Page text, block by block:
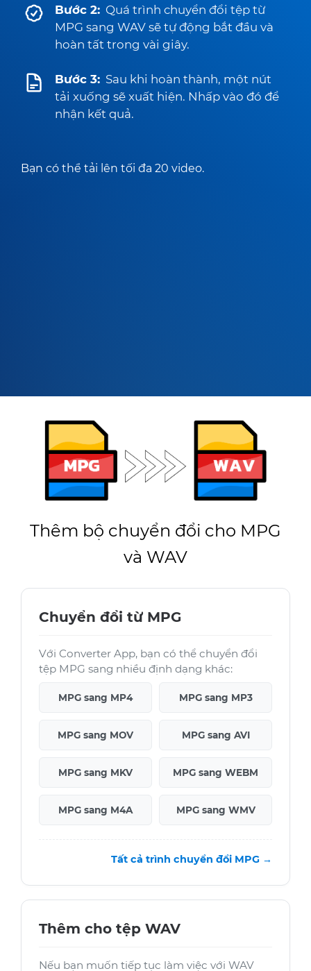
Bước 2: Quá trình chuyển đổi tệp từ
MPG sang WAV sẽ tự động bắt đầu và
hoàn tất trong vài giây.
Bước 3: Sau khi hoàn thành, một nút
tải xuống sẽ xuất hiện. Nhấp vào đó để
nhận kết quả.
Bạn có thể tải lên tối đa 20 video.
Thêm bộ chuyển đổi cho MPG
và WAV
Chuyển đổi từ MPG
Với Converter App, bạn có thể chuyển đổi
tệp MPG sang nhiều định dạng khác:
MPG sang MP4 MPG sang MP3
MPG sang MOV MPG sang AVI
MPG sang MKV MPG sang WEBM
MPG sang M4A MPG sang WMV
Tất cả trình chuyển đổi MPG →
Thêm cho tệp WAV
Nếu bạn muốn tiếp tục làm việc với WAV